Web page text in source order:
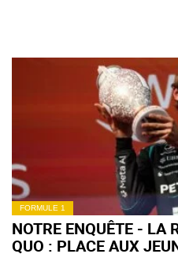
FORMULE 1
NOTRE ENQUÊTE - LA
QUO : PLACE AUX